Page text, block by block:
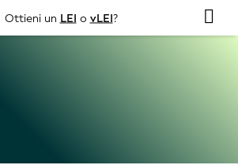
Ottieni un LEI o vLEI?